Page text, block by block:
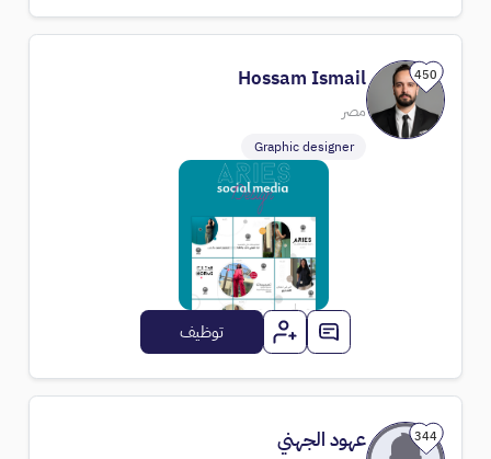
450
Hossam Ismail
مصر
Graphic designer
توظيف
344 عهود الجهني